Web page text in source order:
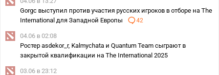
Gorgc выступил против участия русских игроков в отборе на The
International для Западной Европы
42
04.06 в 02:08
Ростер asdekor_r, Kalmychata и Quantum Team сыграют в
закрытой квалификации на The International 2025
03.06 в 23:12